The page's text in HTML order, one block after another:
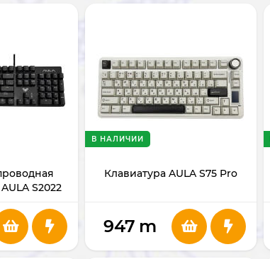
S2022
Клавиатура AULA S75 Pro
В НАЛИЧИИ
947 m